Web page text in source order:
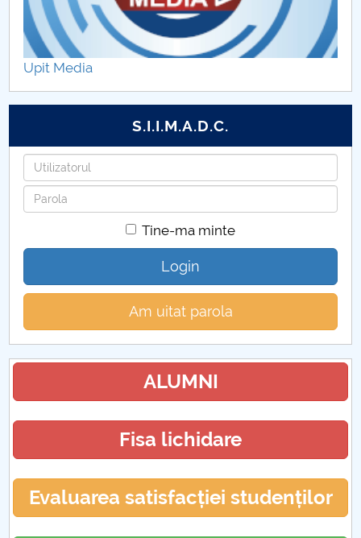
Admitere Doctorat 2022
Admitere Doctorate 2021
O nouă sesiune de admitere la doctorat 2020 (doar
Admitere doctorate 2020
Admitere doctorate 2018
Admitere doctorate 2017
Upit Media
S.I.I.M.A.D.C.
Utilizatorul
Parola
Tine-ma minte
Login
Am uitat parola
ALUMNI
Fisa lichidare
Evaluarea satisfacției studenților